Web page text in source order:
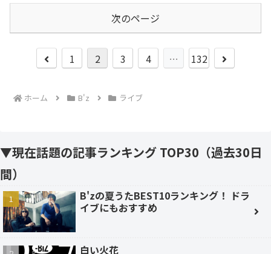
次のページ
前
1 2 3 4 … 132
次
ホーム B'z ライブ
▼現在話題の記事ランキング TOP30（過去30日
間）
B'zの夏うたBEST10ランキング！ ドラ
イブにもおすすめ
白い火花